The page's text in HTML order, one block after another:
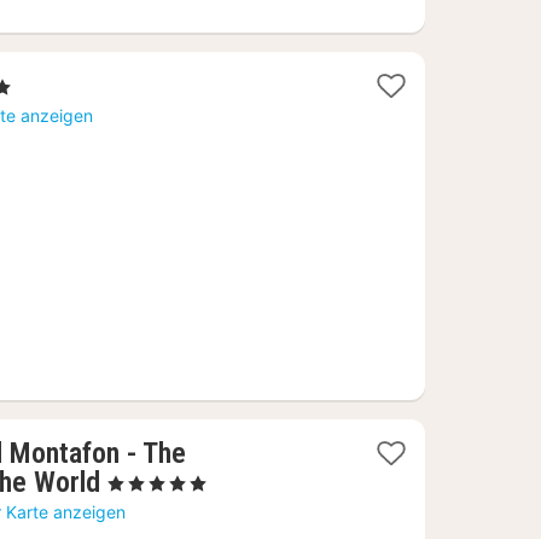
anzeigen
- The
World 1
Nacht
, 5 Sterne
Karte anzeigen